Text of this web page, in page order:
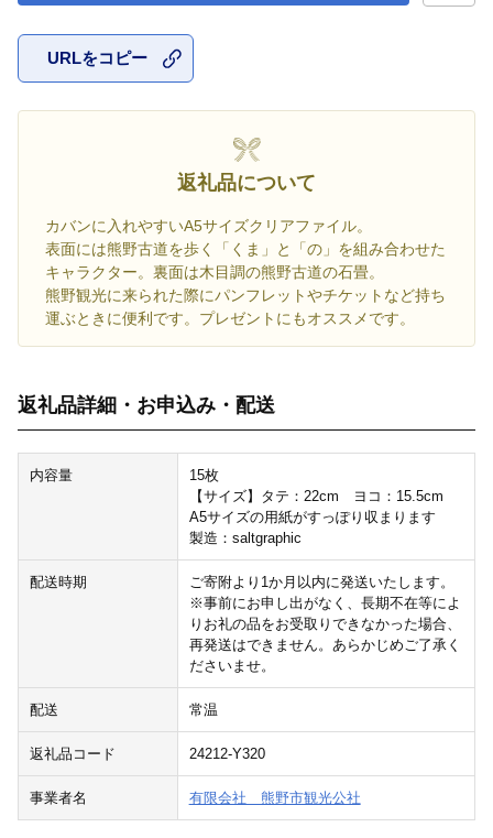
URLをコピー
返礼品について
カバンに入れやすいA5サイズクリアファイル。
表面には熊野古道を歩く「くま」と「の」を組み合わせた
キャラクター。裏面は木目調の熊野古道の石畳。
熊野観光に来られた際にパンフレットやチケットなど持ち
運ぶときに便利です。プレゼントにもオススメです。
返礼品詳細・お申込み・配送
内容量
15枚
【サイズ】タテ：22cm ヨコ：15.5cm
A5サイズの用紙がすっぽり収まります
製造：saltgraphic
配送時期
ご寄附より1か月以内に発送いたします。
※事前にお申し出がなく、長期不在等によ
りお礼の品をお受取りできなかった場合、
再発送はできません。あらかじめご了承く
ださいませ。
配送 常温
返礼品コード 24212-Y320
事業者名 有限会社 熊野市観光公社